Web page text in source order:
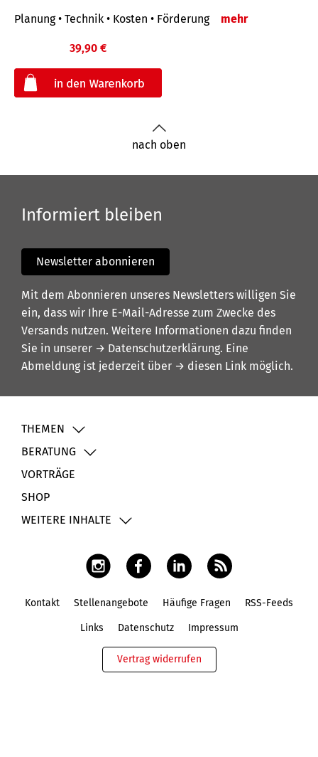
Planung • Technik • Kosten • Förderung mehr
39,90 €
nach oben
Informiert bleiben
Newsletter abonnieren
Mit dem Abonnieren unseres Newsletters willigen Sie
ein, dass wir Ihre E-Mail-Adresse zum Zwecke des
Versands nutzen. Weitere Informationen dazu finden
Sie in unserer → Datenschutzerklärung. Eine
Abmeldung ist jederzeit über → diesen Link möglich.
THEMEN
BERATUNG
VORTRÄGE
SHOP
WEITERE INHALTE
Kontakt Stellenangebote Häufige Fragen RSS-Feeds
Links Datenschutz Impressum
Vertrag widerrufen